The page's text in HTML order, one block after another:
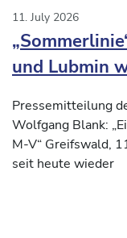
und Lubmin
11. July 2026
Pressemitteilung
Wolfgang Blank:
M-V“ Greifswald,
seit heute wieder